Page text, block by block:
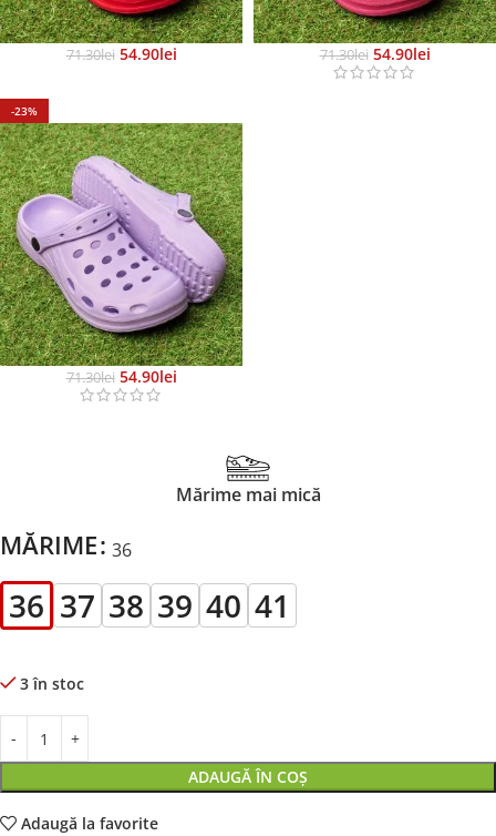
71.30Lei 54.90Lei 71.30Lei 54.90Lei
-23%
71.30Lei 54.90Lei
Mărime mai mică
MĂRIME 36
36 37 38 39 40 41
3 în stoc
ADAUGĂ ÎN COȘ
Adaugă la favorite